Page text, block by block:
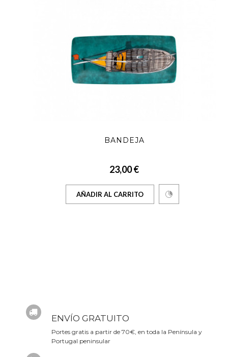
BANDEJA
23,00 €
AÑADIR AL CARRITO
ENVÍO GRATUITO
Portes gratis a partir de 70€, en toda la Península y
Portugal peninsular